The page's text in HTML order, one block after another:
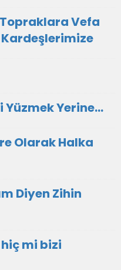
Vefa
Kardeşlerimize
Yerine…
Olarak Halka
Diyen Zihin
mi bizi